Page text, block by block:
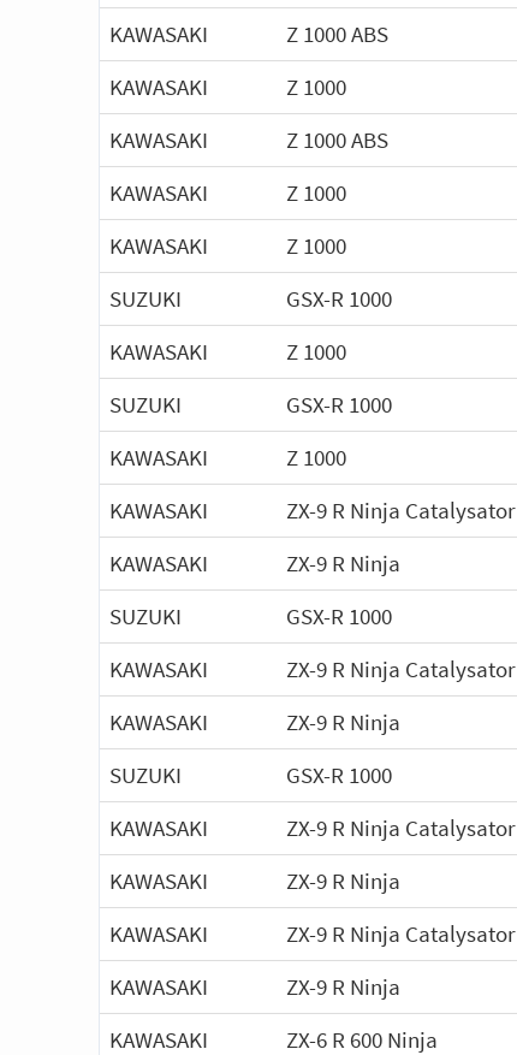
KAWASAKI
Z 1000 ABS
KAWASAKI
Z 1000
KAWASAKI
Z 1000 ABS
KAWASAKI
Z 1000
KAWASAKI
Z 1000
SUZUKI
GSX-R 1000
KAWASAKI
Z 1000
SUZUKI
GSX-R 1000
KAWASAKI
Z 1000
KAWASAKI
ZX-9 R Ninja Catalysator
KAWASAKI
ZX-9 R Ninja
SUZUKI
GSX-R 1000
KAWASAKI
ZX-9 R Ninja Catalysator
KAWASAKI
ZX-9 R Ninja
SUZUKI
GSX-R 1000
KAWASAKI
ZX-9 R Ninja Catalysator
KAWASAKI
ZX-9 R Ninja
KAWASAKI
ZX-9 R Ninja Catalysator
KAWASAKI
ZX-9 R Ninja
KAWASAKI
ZX-6 R 600 Ninja